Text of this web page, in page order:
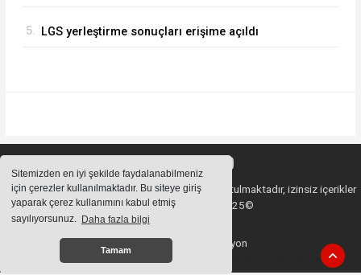
Sitemizden en iyi şekilde faydalanabilmeniz
için çerezler kullanılmaktadır. Bu siteye giriş
yaparak çerez kullanımını kabul etmiş
sayılıyorsunuz. Daha fazla bilgi
Tamam
5. LGS yerleştirme sonuçları erişime açıldı
Sitemizde bulunan içeriklerin tüm hakları saklı tutulmaktadır, izinsiz içerikler
kullanılamaz. Copyright 2025©
Haber Yazılımı:
Web Aksiyon
haber yazılımı
haber scripti haber script